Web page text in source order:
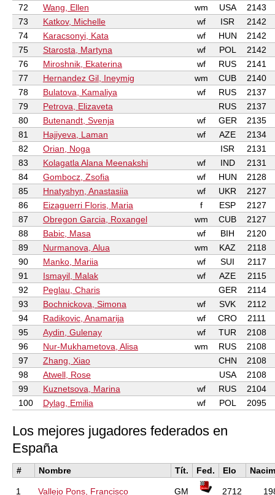
72
Wang, Ellen wm USA
2143
73
Katkov, Michelle wf ISR
2142
74
Karacsonyi, Kata wf HUN
2142
75
Starosta, Martyna wf POL
2142
76
Miroshnik, Ekaterina wf RUS
2141
77
Hernandez Gil, Ineymig wm CUB
2140
78
Bulatova, Kamaliya wf RUS
2137
79
Petrova, Elizaveta RUS
2137
80
Butenandt, Svenja wf GER
2135
81
Hajiyeva, Laman wf AZE
2134
82
Orian, Noga ISR
2131
83
Kolagatla Alana Meenakshi wf IND
2131
84
Gombocz, Zsofia wf HUN
2128
85
Hnatyshyn, Anastasiia wf UKR
2127
86
Eizaguerri Floris, Maria f ESP
2127
87
Obregon Garcia, Roxangel wm CUB
2127
88
Babic, Masa wf BIH
2120
89
Nurmanova, Alua wm KAZ
2118
90
Manko, Mariia wf SUI
2117
91
Ismayil, Malak wf AZE
2115
92
Peglau, Charis GER
2114
93
Bochnickova, Simona wf SVK
2112
94
Radikovic, Anamarija wf CRO
2111
95
Aydin, Gulenay wf TUR
2108
96
Nur-Mukhametova, Alisa wm RUS
2108
97
Zhang, Xiao CHN
2108
98
Atwell, Rose USA
2108
99
Kuznetsova, Marina wf RUS
2104
100
Dylag, Emilia wf POL 2095
Los mejores jugadores federados en
España
# Nombre Tít. Fed. Elo
1 Vallejo Pons, Francisco GM 2712